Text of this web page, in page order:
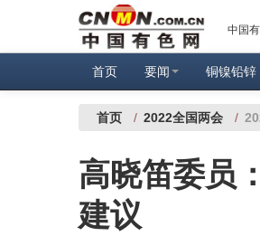
中国
首页 要闻 铜镍铅锌
首页 / 2022全国两会 /
高晓笛委员
建议